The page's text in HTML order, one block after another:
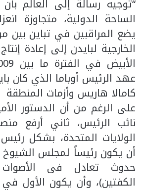
“توجيه رسالة إلى العالم
الساحة الدولية، متجاوزة
يضع المراقبين في تباين بين
الخارجية لبايدن إلى إعادة
عهد الرئيس أوباما الذي كان
كامالا هاريس وأزمات المنطقة
على الرغم من أن الدستور
نائب الرئيس، ثاني أرفع
الولايات المتحدة، بشكل
أن يكون رئيساً لمجلس الشيوخ
حدوث تعادل فى
الكفتين)، وأن يكون الأول